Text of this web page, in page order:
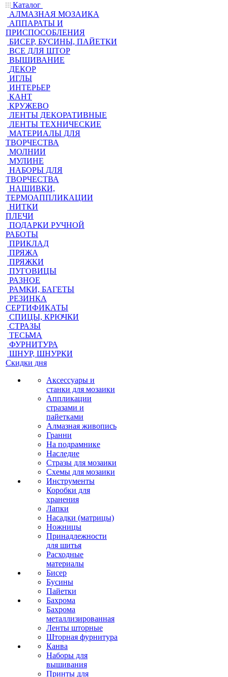
Каталог
АЛМАЗНАЯ МОЗАИКА
АППАРАТЫ И
ПРИСПОСОБЛЕНИЯ
БИСЕР, БУСИНЫ, ПАЙЕТКИ
ВСЕ ДЛЯ ШТОР
ВЫШИВАНИЕ
ДЕКОР
ИГЛЫ
ИНТЕРЬЕР
КАНТ
КРУЖЕВО
ЛЕНТЫ ДЕКОРАТИВНЫЕ
ЛЕНТЫ ТЕХНИЧЕСКИЕ
МАТЕРИАЛЫ ДЛЯ
ТВОРЧЕСТВА
МОЛНИИ
МУЛИНЕ
НАБОРЫ ДЛЯ
ТВОРЧЕСТВА
НАШИВКИ,
ТЕРМОАППЛИКАЦИИ
НИТКИ
ПЛЕЧИ
ПОДАРКИ РУЧНОЙ
РАБОТЫ
ПРИКЛАД
ПРЯЖА
ПРЯЖКИ
ПУГОВИЦЫ
РАЗНОЕ
РАМКИ, БАГЕТЫ
РЕЗИНКА
СЕРТИФИКАТЫ
СПИЦЫ, КРЮЧКИ
СТРАЗЫ
ТЕСЬМА
ФУРНИТУРА
ШНУР, ШНУРКИ
Скидки дня
Аксессуары и
станки для мозаики
Аппликации
стразами и
пайетками
Алмазная живопись
Гранни
На подрамнике
Наследие
Стразы для мозаики
Схемы для мозаики
Инструменты
Коробки для
хранения
Лапки
Насадки (матрицы)
Ножницы
Принадлежности
для шитья
Расходные
материалы
Бисер
Бусины
Пайетки
Бахрома
Бахрома
металлизированная
Ленты шторные
Шторная фурнитура
Канва
Наборы для
вышивания
Принты для